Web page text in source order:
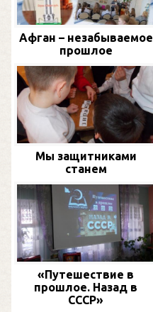
Афган – незабываемое
прошлое
Мы защитниками
станем
«Путешествие в
прошлое. Назад в
СССР»